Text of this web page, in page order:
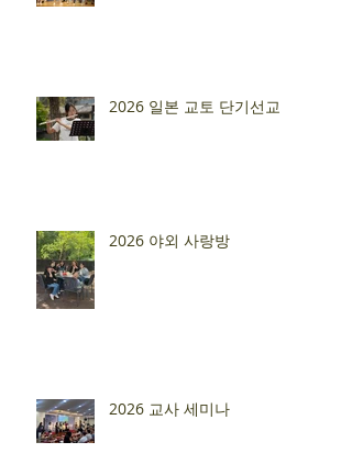
2026 일본 교토 단기선교
2026 야외 사랑방
2026 교사 세미나